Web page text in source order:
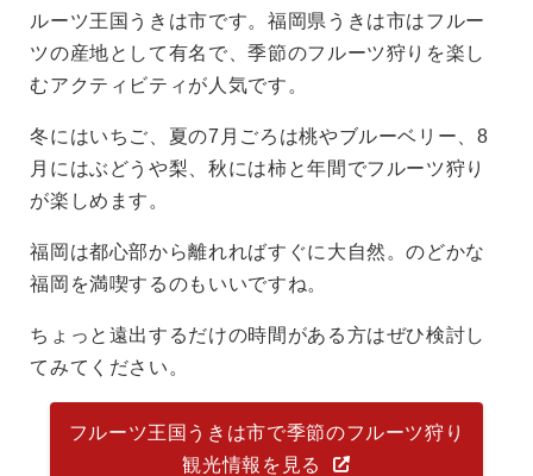
ルーツ王国うきは市です。福岡県うきは市はフルー
ツの産地として有名で、季節のフルーツ狩りを楽し
むアクティビティが人気です。
冬にはいちご、夏の7月ごろは桃やブルーベリー、8
月にはぶどうや梨、秋には柿と年間でフルーツ狩り
が楽しめます。
福岡は都心部から離れればすぐに大自然。のどかな
福岡を満喫するのもいいですね。
ちょっと遠出するだけの時間がある方はぜひ検討し
てみてください。
フルーツ王国うきは市で季節のフルーツ狩り
観光情報を見る